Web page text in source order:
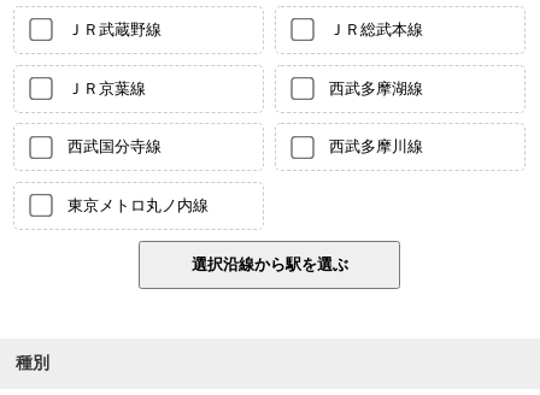
ＪＲ武蔵野線 ＪＲ総武本線
ＪＲ京葉線 西武多摩湖線
西武国分寺線 西武多摩川線
東京メトロ丸ノ内線
種別